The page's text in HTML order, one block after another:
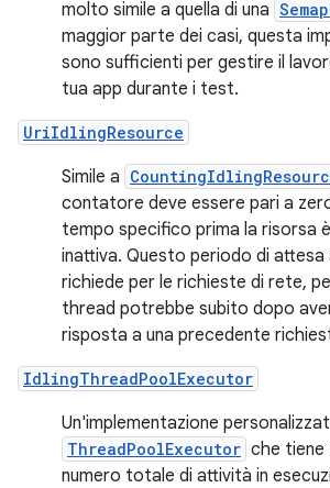
molto simile a quella di una
maggior parte dei casi, questa
sono sufficienti per gestire il
tua app durante i test.
UriIdlingResource
Simile a
contatore deve essere pari a
tempo specifico prima la risorsa
inattiva. Questo periodo di attesa
richiede per le richieste di rete,
thread potrebbe subito dopo
risposta a una precedente
IdlingThreadPoolExecutor
Un'implementazione
ThreadPoolExecutor che tiene
numero totale di attività in